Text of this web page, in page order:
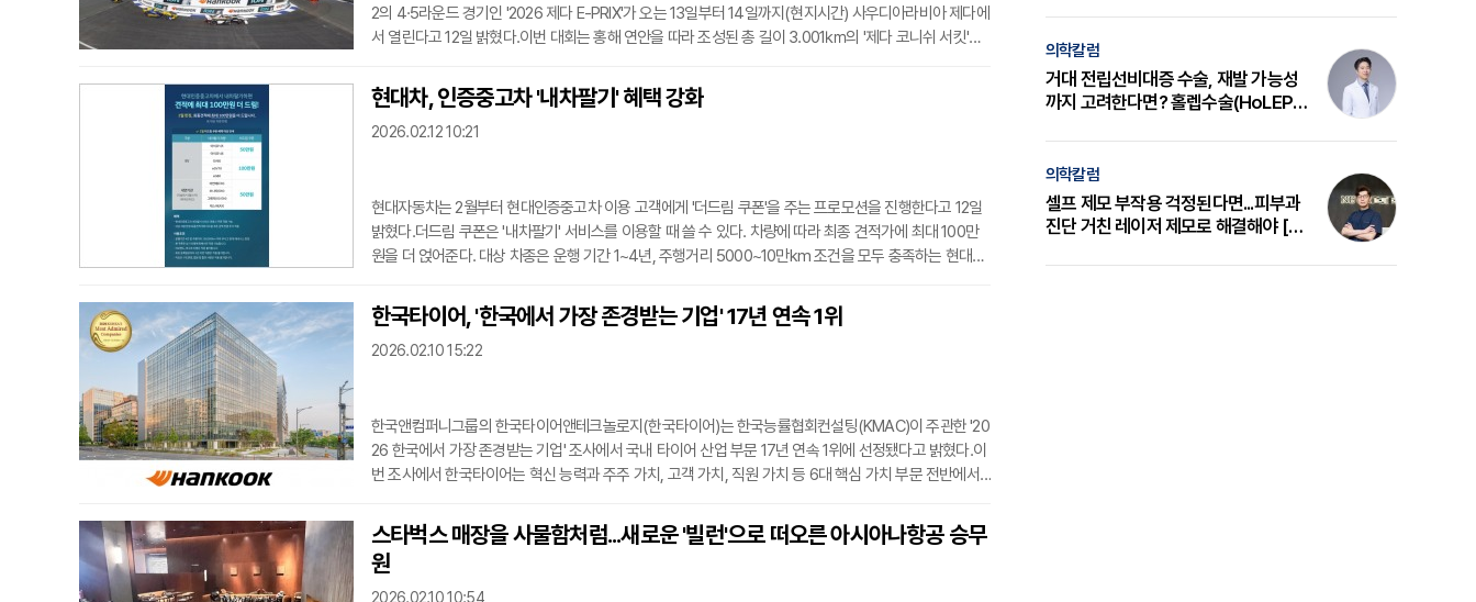
2의 4·5라운드 경기인 '2026 제다 E-PRIX'가 오는 13일부터 14일까지(현지시간) 사우디아라비아 제다에
서 열린다고 12일 밝혔다.이번 대회는 홍해 연안을 따라 조성된 총 길이 3.001㎞의 '제다 코니쉬 서킷'에
드를 연속해서 치르는 방식)이자 전체 일정 중 유일한 야간 레이스로 진행된다.야간 레이스 특성상 직사광
선 영향은 적지만 시간대별로 변하는 노면 온도와 사막 지역 특유의 모래바람 등 예측하기 어려운 변수가
많다. 이
현대차, 인증중고차 '내차팔기' 혜택 강화
2026.02.12 10:21
현대자동차는 2월부터 현대인증중고차 이용 고객에게 '더드림 쿠폰'을 주는 프로모션을 진행한다고 12일
밝혔다.더드림 쿠폰은 '내차팔기' 서비스를 이용할 때 쓸 수 있다. 차량에 따라 최종 견적가에 최대 100만
원을 더 얹어준다. 대상 차종은 운행 기간 1~4년, 주행거리 5000~10만km 조건을 모두 충족하는 현대차
원을 지원한다. 제네시스 GV60와 GV70 전동화 모델, G80 전동화 모델에는 100만원을 더 준다. 적용
차종은 매달 바뀌며 홈페이지에서 확인할 수 있다.중고차 구매부터 매각까지 전 과정을 관리하는 '올인원
케어' 서비스도 시
한국타이어, '한국에서 가장 존경받는 기업' 17년 연속 1위
2026.02.10 15:22
한국앤컴퍼니그룹의 한국타이어앤테크놀로지(한국타이어)는 한국능률협회컨설팅(KMAC)이 주관한 '20
26 한국에서 가장 존경받는 기업' 조사에서 국내 타이어 산업 부문 17년 연속 1위에 선정됐다고 밝혔다.이
번 조사에서 한국타이어는 혁신 능력과 주주 가치, 고객 가치, 직원 가치 등 6대 핵심 가치 부문 전반에서
점도 좋은 평가를 받았다.한국타이어는 지난해 포르쉐와 BMW, 샤오미, 루시드 모터스 등으로 파트너십
을 넓히며 세계 시장 입지를 다졌다. 현재 40여개 브랜드의 300여개 차종에 신차용 타이어를 공급하며
기술력을 입증하고 있
스타벅스 매장을 사물함처럼...새로운 '빌런'으로 떠오른 아시아나항공 승무
원
2026.02.10 10:54
의학칼럼
거대 전립선비대증 수술, 재발 가능성
까지 고려한다면? 홀렙수술(HoLEP)
의학칼럼
셀프 제모 부작용 걱정된다면...피부과
진단 거친 레이저 제모로 해결해야 [변